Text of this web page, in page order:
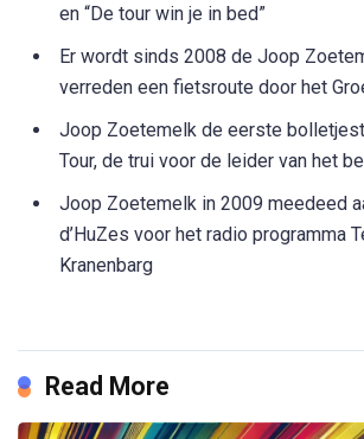
en “De tour win je in bed”
Er wordt sinds 2008 de Joop
verreden een fietsroute door het
Joop Zoetemelk de eerste
Tour, de trui voor de leider van het
Joop Zoetemelk in 2009 meedeed
d’HuZes voor het radio programma
Kranenbarg
Read More